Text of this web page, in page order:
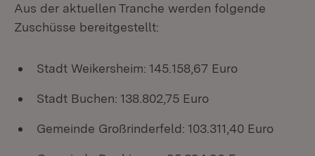
Aus der aktuellen Tranche werden folgende
Zuschüsse bereitgestellt:
Stadt Weikersheim: 145.158,67 Euro
Stadt Buchen: 138.802,75 Euro
Gemeinde Großrinderfeld: 103.311,40 Euro